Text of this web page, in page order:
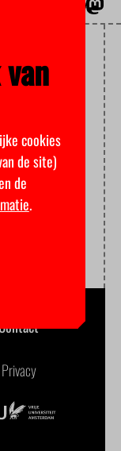
Privacy
cookies
de site)
de
.